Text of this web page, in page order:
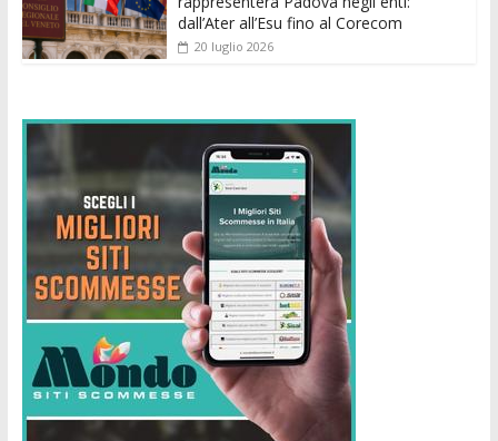
dall’Ater all’Esu fino al Corecom
20 luglio 2026